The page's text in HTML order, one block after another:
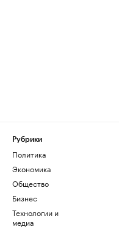
Рубрики
Политика
Экономика
Общество
Бизнес
Технологии и
медиа